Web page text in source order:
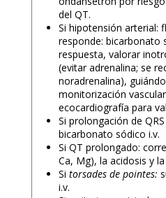
del QT.
Si hipotensión arterial:
responde: bicarbonato
respuesta, valorar
(evitar adrenalina; se
noradrenalina),
monitorización
ecocardiografía para
Si prolongación de
bicarbonato sódico i.v.
Si QT prolongado:
Ca, Mg), la acidosis y
Si torsades de pointes:
i.v.